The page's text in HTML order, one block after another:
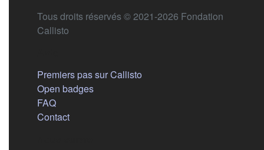
Tous droits réservés © 2021-2026 Fondation
Callisto
Premiers pas sur Callisto
Open badges
FAQ
Contact